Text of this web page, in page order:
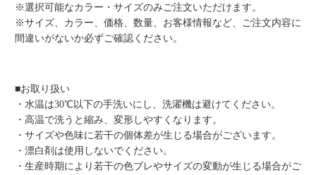
※選択可能なカラー・サイズのみご注文いただけます。
※サイズ、カラー、価格、数量、お客様情報など、ご注文内容に
間違いがないか必ずご確認ください。
■お取り扱い
・水温は30℃以下の手洗いにし、洗濯機は避けてください。
・高温で洗うと縮み、変形しやすくなります。
・サイズや色味に若干の個体差が生じる場合がございます。
・漂白剤は使用しないでください。
・生産時期により若干の色ブレやサイズの変動が生じる場合がご